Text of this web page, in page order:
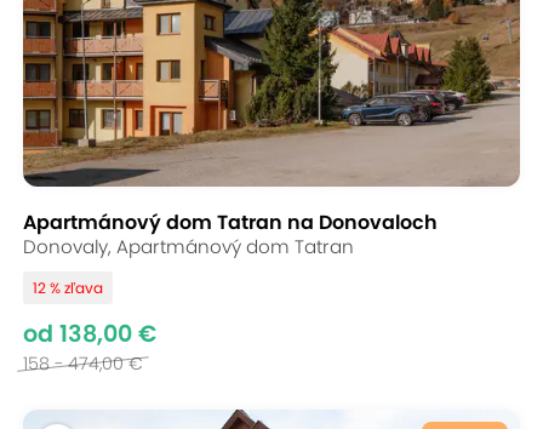
Apartmánový dom Tatran na Donovaloch
Donovaly, Apartmánový dom Tatran
12 % zľava
od 138,00 €
158 - 474,00 €